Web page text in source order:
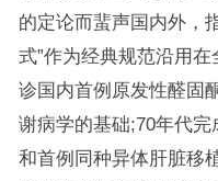
的定论而蜚声国内外，
式”作为经典规范沿用
诊国内首例原发性醛固
谢病学的基础;70年代
和首例同种异体肝脏移